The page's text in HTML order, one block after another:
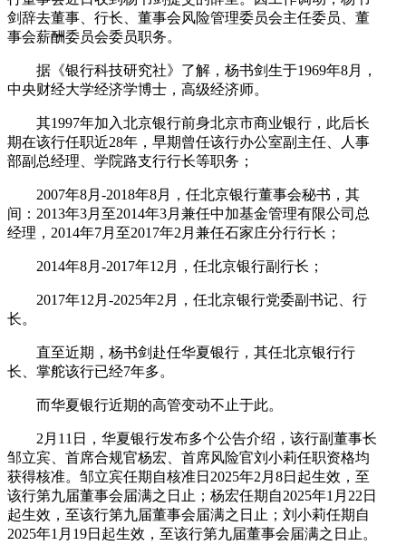
剑辞去董事、行长、董事会风险管理委员会主任委员、董
事会薪酬委员会委员职务。
据《银行科技研究社》了解，杨书剑生于1969年8月，
中央财经大学经济学博士，高级经济师。
其1997年加入北京银行前身北京市商业银行，此后长
期在该行任职近28年，早期曾任该行办公室副主任、人事
部副总经理、学院路支行行长等职务；
2007年8月-2018年8月，任北京银行董事会秘书，其
间：2013年3月至2014年3月兼任中加基金管理有限公司总
经理，2014年7月至2017年2月兼任石家庄分行行长；
2014年8月-2017年12月，任北京银行副行长；
2017年12月-2025年2月，任北京银行党委副书记、行
长。
直至近期，杨书剑赴任华夏银行，其任北京银行行
长、掌舵该行已经7年多。
而华夏银行近期的高管变动不止于此。
2月11日，华夏银行发布多个公告介绍，该行副董事长
邹立宾、首席合规官杨宏、首席风险官刘小莉任职资格均
获得核准。邹立宾任期自核准日2025年2月8日起生效，至
该行第九届董事会届满之日止；杨宏任期自2025年1月22日
起生效，至该行第九届董事会届满之日止；刘小莉任期自
2025年1月19日起生效，至该行第九届董事会届满之日止。